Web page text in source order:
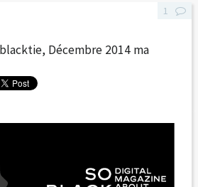
Décembre 2014 ma
1